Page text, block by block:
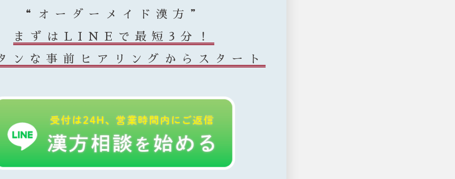
“オーダーメイド漢方”
まずはLINEで最短3分！
ンな事前ヒアリングからスタート